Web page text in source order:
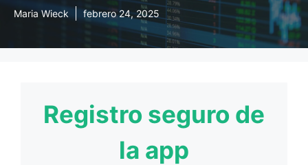
Maria Wieck febrero 24, 2025
Registro seguro de
la app